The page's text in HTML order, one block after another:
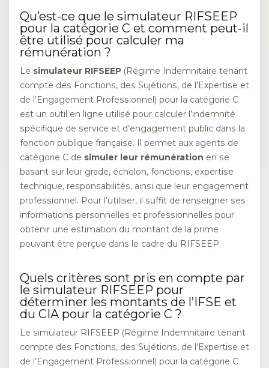
Qu’est-ce que le simulateur RIFSEEP
pour la catégorie C et comment peut-il
être utilisé pour calculer ma
rémunération ?
Le simulateur RIFSEEP (Régime Indemnitaire tenant
compte des Fonctions, des Sujétions, de l’Expertise et
de l’Engagement Professionnel) pour la catégorie C
est un outil en ligne utilisé pour calculer l’indemnité
spécifique de service et d’engagement public dans la
fonction publique française. Il permet aux agents de
catégorie C de simuler leur rémunération en se
basant sur leur grade, échelon, fonctions, expertise
technique, responsabilités, ainsi que leur engagement
professionnel. Pour l’utiliser, il suffit de renseigner ses
informations personnelles et professionnelles pour
obtenir une estimation du montant de la prime
pouvant être perçue dans le cadre du RIFSEEP.
Quels critères sont pris en compte par
le simulateur RIFSEEP pour
déterminer les montants de l’IFSE et
du CIA pour la catégorie C ?
Le simulateur RIFSEEP (Régime Indemnitaire tenant
compte des Fonctions, des Sujétions, de l’Expertise et
de l’Engagement Professionnel) pour la catégorie C